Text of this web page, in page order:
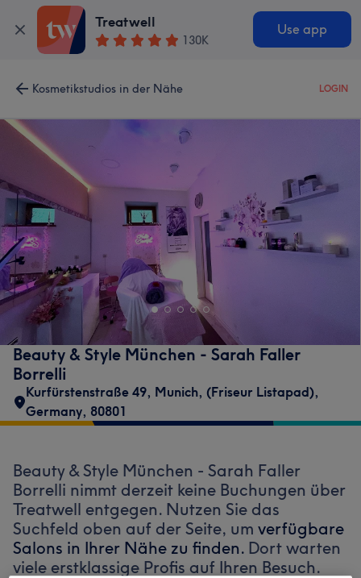
Treatwell
130K
Use app
Kosmetikstudios in der Nähe LOGIN
Beauty & Style München - Sarah Faller
Borrelli
Kurfürstenstraße 49, Munich, (Friseur Listapad),
Germany, 80801
Beauty & Style München - Sarah Faller
Borrelli nimmt derzeit keine Buchungen über
Treatwell entgegen. Nutzen Sie das
Suchfeld oben auf der Seite, um verfügbare
Salons in Ihrer Nähe zu finden. Dort warten
viele erstklassige Profis auf Ihren Besuch.